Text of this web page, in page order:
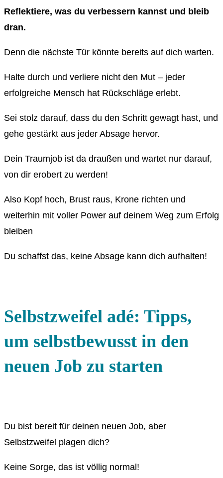
Reflektiere, was du verbessern kannst und bleib
dran.
Denn die nächste Tür könnte bereits auf dich warten.
Halte durch und verliere nicht den Mut – jeder
erfolgreiche Mensch hat Rückschläge erlebt.
Sei stolz darauf, dass du den Schritt gewagt hast, und
gehe gestärkt aus jeder Absage hervor.
Dein Traumjob ist da draußen und wartet nur darauf,
von dir erobert zu werden!
Also Kopf hoch, Brust raus, Krone richten und
weiterhin mit voller Power auf deinem Weg zum Erfolg
bleiben
Du schaffst das, keine Absage kann dich aufhalten!
Selbstzweifel adé: Tipps,
um selbstbewusst in den
neuen Job zu starten
Du bist bereit für deinen neuen Job, aber
Selbstzweifel plagen dich?
Keine Sorge, das ist völlig normal!